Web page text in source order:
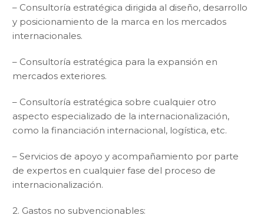
– Consultoría estratégica dirigida al diseño, desarrollo
y posicionamiento de la marca en los mercados
internacionales.
– Consultoría estratégica para la expansión en
mercados exteriores.
– Consultoría estratégica sobre cualquier otro
aspecto especializado de la internacionalización,
como la financiación internacional, logística, etc.
– Servicios de apoyo y acompañamiento por parte
de expertos en cualquier fase del proceso de
internacionalización.
2. Gastos no subvencionables: